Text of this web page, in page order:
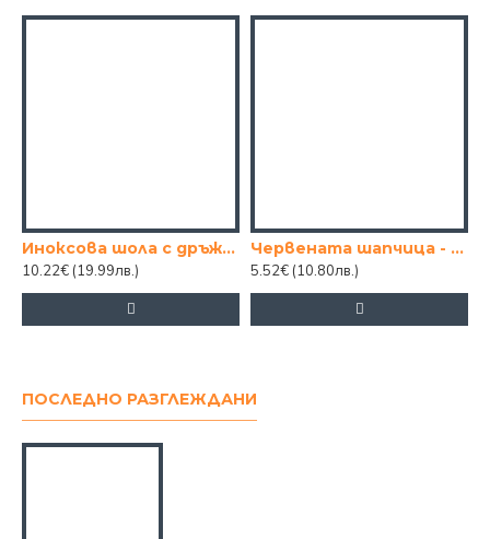
Иноксова шола с дръжки 18х4см
10.22€ (19.99лв.)
Червената шапчица - 12 кубчета
5.52€ (10.80лв.)
ПОСЛЕДНО РАЗГЛЕЖДАНИ